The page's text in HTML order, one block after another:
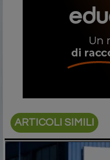
ARTICOLI SIMILI